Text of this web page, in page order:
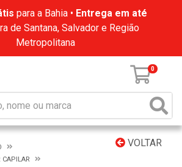
para a Bahia • Entrega em até
de Santana, Salvador e Região
Metropolitana
0
VOLTAR
CAPILAR